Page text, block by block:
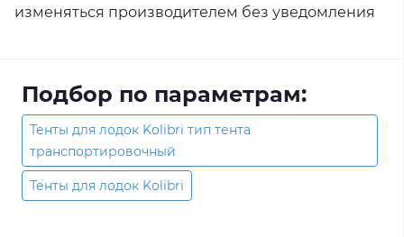
изменяться производителем без уведомления
Подбор по параметрам:
Тенты для лодок Kolibri тип тента
транспортировочный
Тенты для лодок Kolibri